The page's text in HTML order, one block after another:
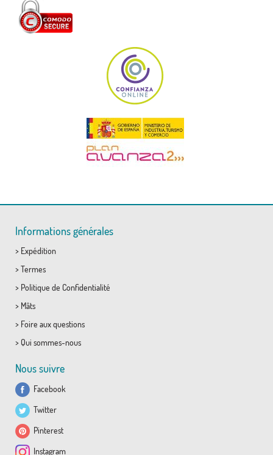
Informations générales
> Expédition
> Termes
> Politique de Confidentialité
> Mâts
> Foire aux questions
> Qui sommes-nous
Nous suivre
Facebook
Twitter
Pinterest
Instagram